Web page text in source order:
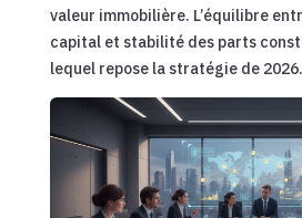
valeur immobilière. L’équilibre
capital et stabilité des parts
lequel repose la stratégie de 2026.